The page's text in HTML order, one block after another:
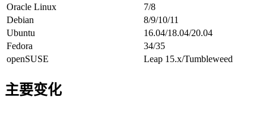
Oracle Linux
7/8
Debian
8/9/10/11
Ubuntu
16.04/18.04/20.04
Fedora
34/35
openSUSE
Leap 15.x/Tumbleweed
主要变化